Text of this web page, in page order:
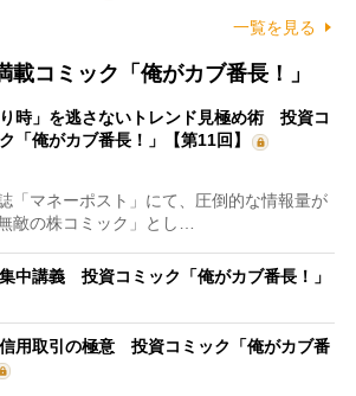
一覧を見る
載コミック「俺がカブ番長！」
り時」を逃さないトレンド見極め術 投資コ
「俺がカブ番長！」【第11回】
「マネーポスト」にて、圧倒的な情報量が
敵の株コミック」とし…
中講義 投資コミック「俺がカブ番長！」
用取引の極意 投資コミック「俺がカブ番